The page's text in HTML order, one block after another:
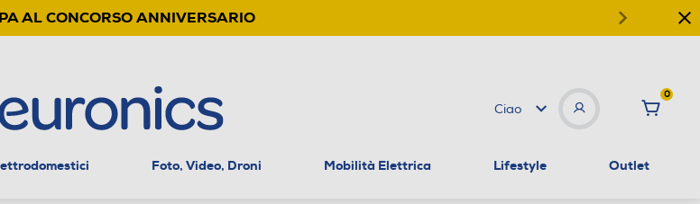
AL CONCORSO ANNIVERSARIO
Ciao
0
Foto, Video, Droni Mobilità Elettrica Lifestyle Outlet